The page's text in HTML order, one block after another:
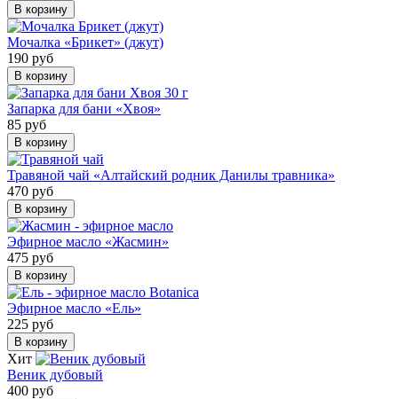
В корзину
Мочалка «Брикет» (джут)
190 руб
В корзину
Запарка для бани «Хвоя»
85 руб
В корзину
Травяной чай «Алтайский родник Данилы травника»
470 руб
В корзину
Эфирное масло «Жасмин»
475 руб
В корзину
Эфирное масло «Ель»
225 руб
В корзину
Хит
Веник дубовый
400 руб